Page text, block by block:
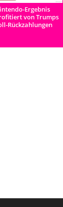
Ergebnis
von Trumps
Rückzahlungen